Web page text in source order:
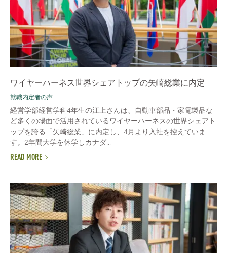
ワイヤーハーネス世界シェアトップの矢崎総業に内定
就職内定者の声
経営学部経営学科4年生の江上さんは、自動車部品・家電製品な
ど多くの場面で活用されているワイヤーハーネスの世界シェアト
ップを誇る「矢崎総業」に内定し、4月より入社を控えていま
す。2年間大学を休学しカナダ...
READ MORE